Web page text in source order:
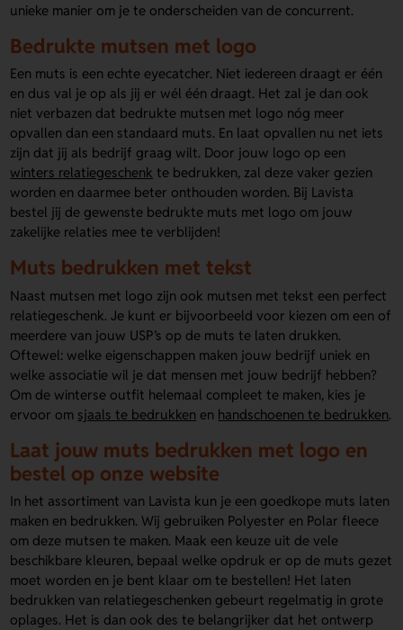
unieke manier om je te onderscheiden van de concurrent.
Bedrukte mutsen met logo
Een muts is een echte eyecatcher. Niet iedereen draagt er één
en dus val je op als jij er wél één draagt. Het zal je dan ook
niet verbazen dat bedrukte mutsen met logo nóg meer
opvallen dan een standaard muts. En laat opvallen nu net iets
zijn dat jij als bedrijf graag wilt. Door jouw logo op een
winters relatiegeschenk te bedrukken, zal deze vaker gezien
worden en daarmee beter onthouden worden. Bij Lavista
bestel jij de gewenste bedrukte muts met logo om jouw
zakelijke relaties mee te verblijden!
Muts bedrukken met tekst
Naast mutsen met logo zijn ook mutsen met tekst een perfect
relatiegeschenk. Je kunt er bijvoorbeeld voor kiezen om een of
meerdere van jouw USP’s op de muts te laten drukken.
Oftewel: welke eigenschappen maken jouw bedrijf uniek en
welke associatie wil je dat mensen met jouw bedrijf hebben?
Om de winterse outfit helemaal compleet te maken, kies je
ervoor om sjaals te bedrukken en handschoenen te bedrukken.
Laat jouw muts bedrukken met logo en
bestel op onze website
In het assortiment van Lavista kun je een goedkope muts laten
maken en bedrukken. Wij gebruiken Polyester en Polar fleece
om deze mutsen te maken. Maak een keuze uit de vele
beschikbare kleuren, bepaal welke opdruk er op de muts gezet
moet worden en je bent klaar om te bestellen! Het laten
bedrukken van relatiegeschenken gebeurt regelmatig in grote
oplages. Het is dan ook des te belangrijker dat het ontwerp